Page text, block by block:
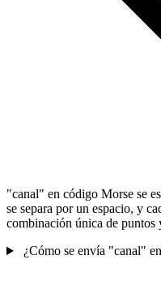
"canal" en código Morse se
se separa por un espacio, y
combinación única de puntos
¿Cómo se envía "canal"